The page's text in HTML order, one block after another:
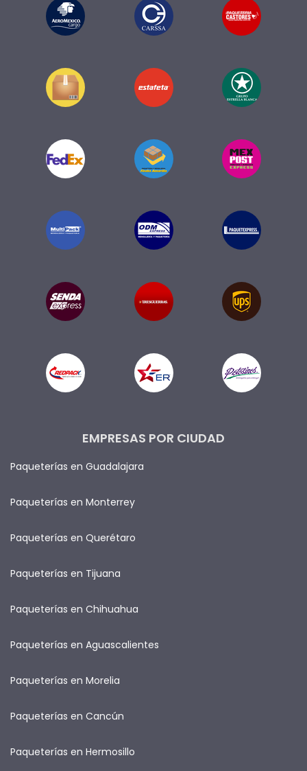
EMPRESAS POR CIUDAD
Paqueterías en Guadalajara
Paqueterías en Monterrey
Paqueterías en Querétaro
Paqueterías en Tijuana
Paqueterías en Chihuahua
Paqueterías en Aguascalientes
Paqueterías en Morelia
Paqueterías en Cancún
Paqueterías en Hermosillo